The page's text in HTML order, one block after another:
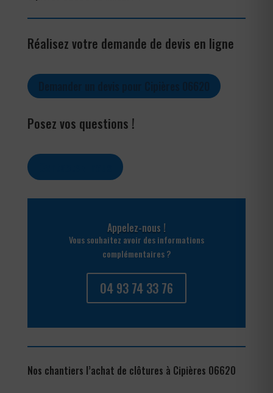
Réalisez votre demande de devis en ligne
Posez vos questions !
Appelez-nous !
Vous souhaitez avoir des informations
complémentaires ?
04 93 74 33 76
Nos chantiers l’achat de clôtures à Cipières 06620